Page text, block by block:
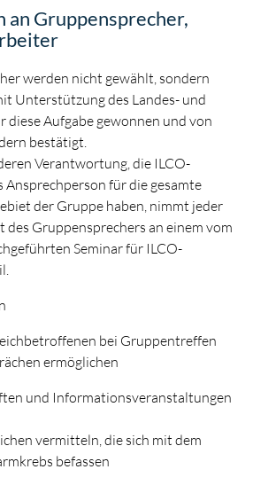
an Gruppensprecher,
werden nicht gewählt, sondern
Unterstützung des Landes- und
diese Aufgabe gewonnen und von
bestätigt.
Verantwortung, die ILCO-
Ansprechperson für die gesamte
der Gruppe haben, nimmt jeder
des Gruppensprechers an einem vom
Seminar für ILCO-
bei Gruppentreffen
ermöglichen
und Informationsveranstaltungen
vermitteln, die sich mit dem
befassen